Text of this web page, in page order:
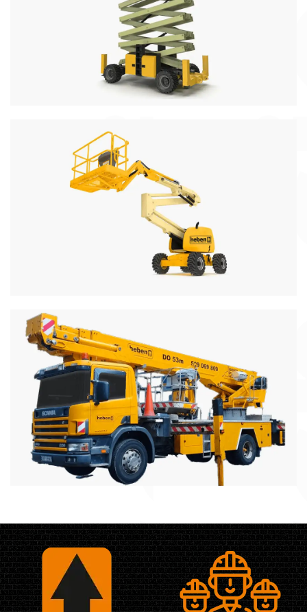
wysięgiem do 18metrów
Więcej informacji
Podnośniki Wolnobieżne
Podsiadamy w ofercie podnośniki samobieżne
spalinowe do 40 metrów wysięgu
Więcej informacji
Podnośniki Koszowe
Podsiadamy w ofercie podnośniki na pojazdach
od 16 do 52 metrów wysięgu
Więcej informacji